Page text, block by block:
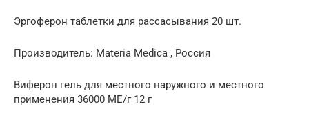
Эргоферон таблетки для рассасывания 20 шт.
Производитель: Materia Medica , Россия
Виферон гель для местного наружного и местного
применения 36000 МЕ/г 12 г